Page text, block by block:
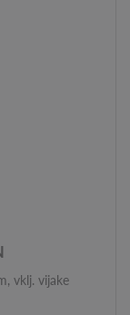
vklj. vijake